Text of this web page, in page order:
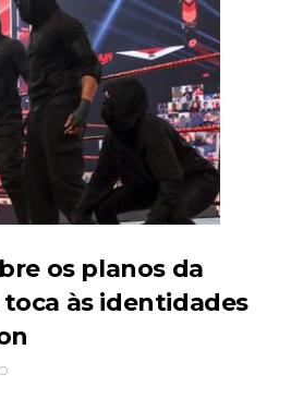
os planos da
às identidades